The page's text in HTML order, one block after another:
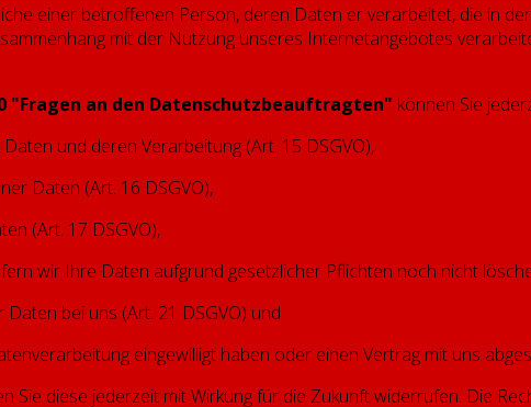
einer betroffenen Person, deren Daten er verarbeitet, die in
mit der Nutzung unseres Internetangebotes
"Fragen an den Datenschutzbeauftragten" können Sie
und deren Verarbeitung (Art. 15 DSGVO),
Daten (Art. 16 DSGVO),
(Art. 17 DSGVO),
wir Ihre Daten aufgrund gesetzlicher Pflichten noch nicht
bei uns (Art. 21 DSGVO) und
eingewilligt haben oder einen Vertrag mit uns
Sie diese jederzeit mit Wirkung für die Zukunft widerrufen. Die